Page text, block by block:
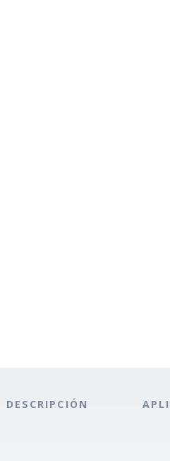
DESCRIPCIÓN